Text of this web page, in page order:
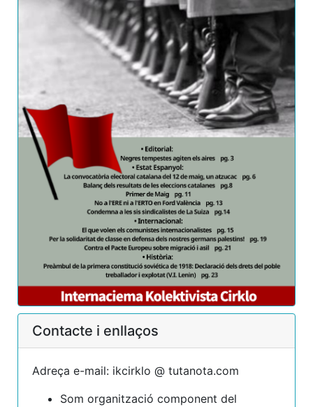
Contacte i enllaços
Adreça e-mail: ikcirklo @ tutanota.com
Som organització component del